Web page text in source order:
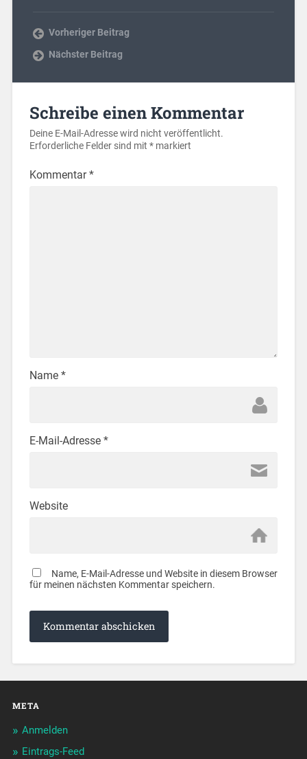
Vorheriger Beitrag
Nächster Beitrag
Schreibe einen Kommentar
Deine E-Mail-Adresse wird nicht veröffentlicht.
Erforderliche Felder sind mit *markiert
Kommentar*
Name *
E-Mail-Adresse *
Website
Name, E-Mail-Adresse und Website in diesem Browser
für meinen nächsten Kommentar speichern.
META
Anmelden
Eintrags-Feed